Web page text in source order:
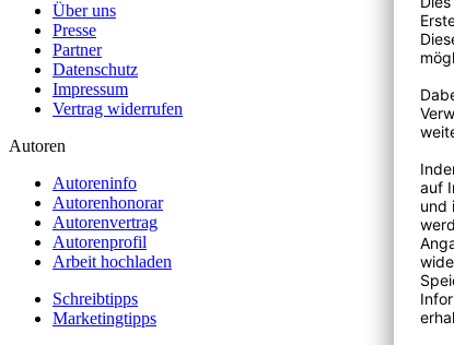
Über uns
Presse
Partner
Datenschutz
Impressum
Vertrag widerrufen
Autoren
Autoreninfo
Autorenhonorar
Autorenvertrag
Autorenprofil
Arbeit hochladen
Schreibtipps
Marketingtipps